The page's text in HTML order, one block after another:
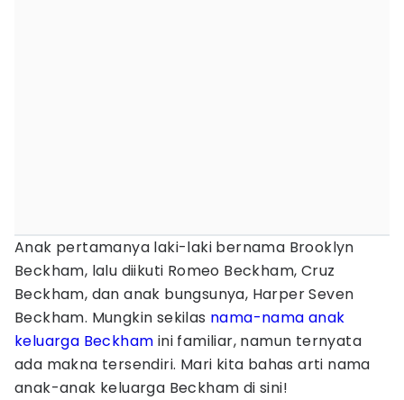
Anak pertamanya laki-laki bernama Brooklyn
Beckham, lalu diikuti Romeo Beckham, Cruz
Beckham, dan anak bungsunya, Harper Seven
Beckham. Mungkin sekilas nama-nama anak
keluarga Beckham ini familiar, namun ternyata
ada makna tersendiri. Mari kita bahas arti nama
anak-anak keluarga Beckham di sini!